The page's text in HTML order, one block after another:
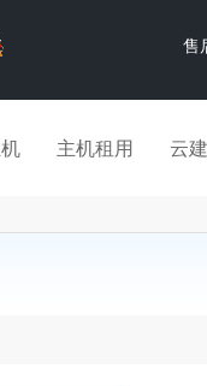
售
主机租用 云